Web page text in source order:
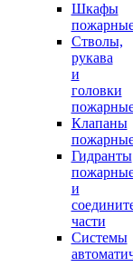
Шкафы
Стволы,
рукава
и
головки
Клапаны
Гидранты
и
части
Системы